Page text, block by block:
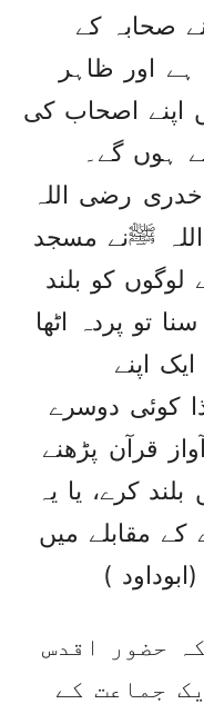
صحابہ کے
ہے اور ظاہر
اصحاب کی
ہوں گے۔
رضی اللہ
ﷺنے مسجد
کو بلند
تو پردہ اٹھا
اپنے
کوئی دوسرے
قرآن پڑھنے
کرے، یا یہ
کے مقابلے میں
)
حضور اقدس
جماعت کے